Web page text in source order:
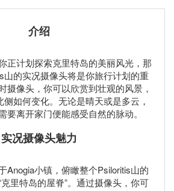
介绍
正计划探索克里特岛的美丽风光，那
山的实况摄像头将是你旅行计划的重
摄像头，你可以欣赏到壮观的风景，
如何变化。无论是晴天或是多云，
要离开家门便能感受自然的脉动。
实况摄像头魅力
Anogia小镇，俯瞰整个Psiloritis山的
里特岛的屋脊”。通过摄像头，你可